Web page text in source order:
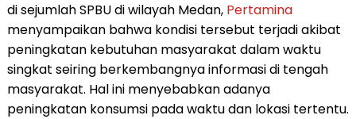
di sejumlah SPBU di wilayah Medan, Pertamina
menyampaikan bahwa kondisi tersebut terjadi akibat
peningkatan kebutuhan masyarakat dalam waktu
singkat seiring berkembangnya informasi di tengah
masyarakat. Hal ini menyebabkan adanya
peningkatan konsumsi pada waktu dan lokasi tertentu.